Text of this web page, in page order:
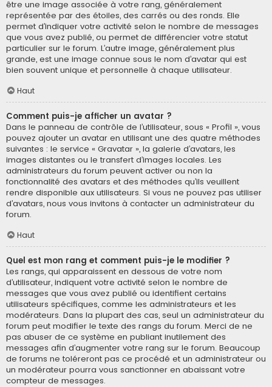
être une image associée à votre rang, généralement
représentée par des étoiles, des carrés ou des ronds. Elle
permet d’indiquer votre activité selon le nombre de messages
que vous avez publié, ou permet de différencier votre statut
particulier sur le forum. L’autre image, généralement plus
grande, est une image connue sous le nom d’avatar qui est
bien souvent unique et personnelle à chaque utilisateur.
Haut
Comment puis-je afficher un avatar ?
Dans le panneau de contrôle de l’utilisateur, sous « Profil », vous
pouvez ajouter un avatar en utilisant une des quatre méthodes
suivantes : le service « Gravatar », la galerie d’avatars, les
images distantes ou le transfert d’images locales. Les
administrateurs du forum peuvent activer ou non la
fonctionnalité des avatars et des méthodes qu’ils veuillent
rendre disponible aux utilisateurs. Si vous ne pouvez pas utiliser
d’avatars, nous vous invitons à contacter un administrateur du
forum.
Haut
Quel est mon rang et comment puis-je le modifier ?
Les rangs, qui apparaissent en dessous de votre nom
d’utilisateur, indiquent votre activité selon le nombre de
messages que vous avez publié ou identifient certains
utilisateurs spécifiques, comme les administrateurs et les
modérateurs. Dans la plupart des cas, seul un administrateur du
forum peut modifier le texte des rangs du forum. Merci de ne
pas abuser de ce système en publiant inutilement des
messages afin d’augmenter votre rang sur le forum. Beaucoup
de forums ne toléreront pas ce procédé et un administrateur ou
un modérateur pourra vous sanctionner en abaissant votre
compteur de messages.